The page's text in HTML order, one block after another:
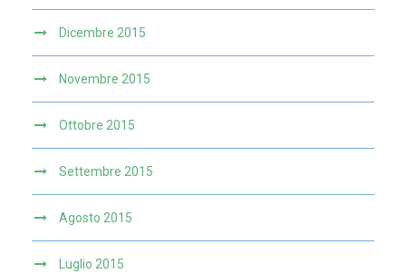
Dicembre 2015
Novembre 2015
Ottobre 2015
Settembre 2015
Agosto 2015
Luglio 2015